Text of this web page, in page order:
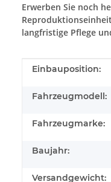
Erwerben Sie noch
langfristige Pflege
Produkteigenschaft
Wert
Einbauposition:
Fahrzeugmodell:
Fahrzeugmarke:
Baujahr:
Versandgewicht: